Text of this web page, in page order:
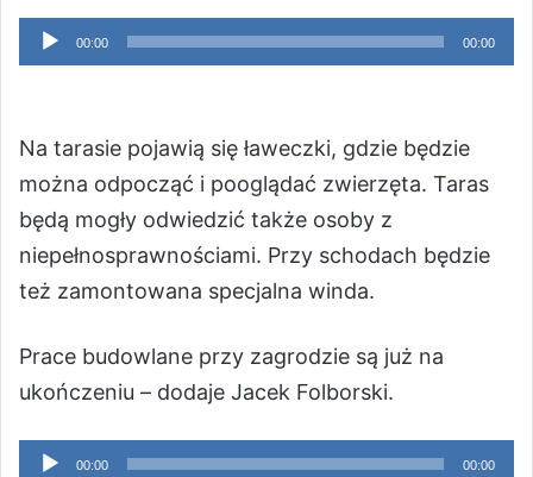
Odtwarzacz
plików
00:00 00:00
Na tarasie pojawią się ławeczki, gdzie będzie
można odpocząć i pooglądać zwierzęta. Taras
będą mogły odwiedzić także osoby z
niepełnosprawnościami. Przy schodach będzie
też zamontowana specjalna winda.
Prace budowlane przy zagrodzie są już na
ukończeniu – dodaje Jacek Folborski.
Odtwarzacz
00:00 00:00